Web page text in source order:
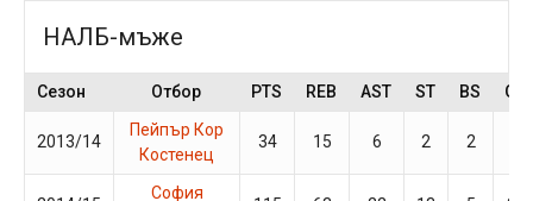
НАЛБ-мъже
Сезон Отбор PTS REB AST ST BS GP
2013/14
Пейпър Кор
Костенец
34 15 6 2 2
София